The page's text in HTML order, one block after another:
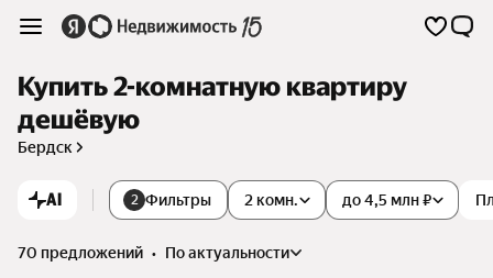
Купить 2-комнатную квартиру
дешёвую
Бердск
AI 2 Фильтры 2 комн. до 4,5 млн ₽
70 предложений •
по актуальности